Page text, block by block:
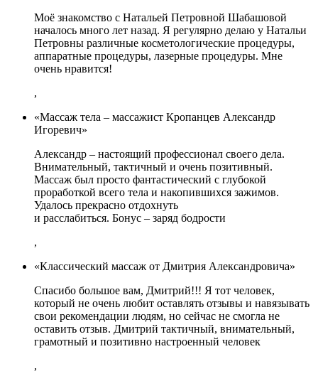
Моё знакомство с Натальей Петровной Шабашовой
началось много лет назад. Я регулярно делаю у Натальи
Петровны различные косметологические процедуры,
аппаратные процедуры, лазерные процедуры. Мне
очень нравится!
,
«Массаж тела – массажист Кропанцев Александр
Игоревич»
Александр – настоящий профессионал своего дела.
Внимательный, тактичный и очень позитивный.
Массаж был просто фантастический с глубокой
проработкой всего тела и накопившихся зажимов.
Удалось прекрасно отдохнуть
и расслабиться. Бонус – заряд бодрости
,
«Классический массаж от Дмитрия Александровича»
Спасибо большое вам, Дмитрий!!! Я тот человек,
который не очень любит оставлять отзывы и навязывать
свои рекомендации людям, но сейчас не смогла не
оставить отзыв. Дмитрий тактичный, внимательный,
грамотный и позитивно настроенный человек
,